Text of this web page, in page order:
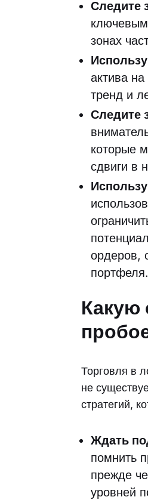
Следите
зонах
актива
тренд и
Следите
которые
сдвиги в
ордеров,
портфеля.
Какую
Торговля в
не
стратегий,
Ждать
помнить
прежде
уровней